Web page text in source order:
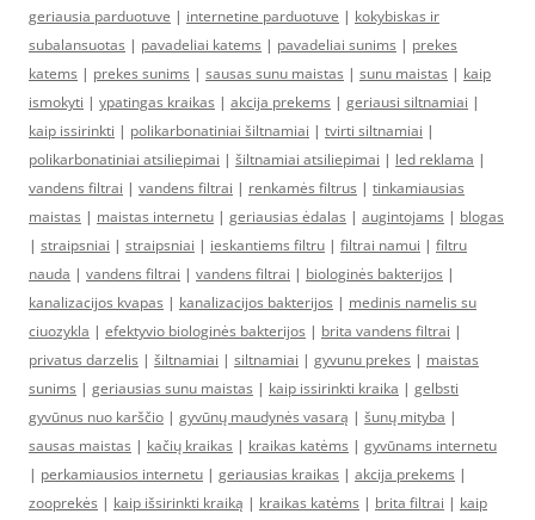
geriausia parduotuve | internetine parduotuve | kokybiskas ir
subalansuotas | pavadeliai katems | pavadeliai sunims | prekes
katems | prekes sunims | sausas sunu maistas | sunu maistas | kaip
ismokyti | ypatingas kraikas | akcija prekems | geriausi siltnamiai |
kaip issirinkti | polikarbonatiniai šiltnamiai | tvirti siltnamiai |
polikarbonatiniai atsiliepimai | šiltnamiai atsiliepimai | led reklama |
vandens filtrai | vandens filtrai | renkamės filtrus | tinkamiausias
maistas | maistas internetu | geriausias ėdalas | augintojams | blogas
| straipsniai | straipsniai | ieskantiems filtru | filtrai namui | filtru
nauda | vandens filtrai | vandens filtrai | biologinės bakterijos |
kanalizacijos kvapas | kanalizacijos bakterijos | medinis namelis su
ciuozykla | efektyvio biologinės bakterijos | brita vandens filtrai |
privatus darzelis | šiltnamiai | siltnamiai | gyvunu prekes | maistas
sunims | geriausias sunu maistas | kaip issirinkti kraika | gelbsti
gyvūnus nuo karščio | gyvūnų maudynės vasarą | šunų mityba |
sausas maistas | kačių kraikas | kraikas katėms | gyvūnams internetu
| perkamiausios internetu | geriausias kraikas | akcija prekems |
zooprekės | kaip išsirinkti kraiką | kraikas katėms | brita filtrai | kaip